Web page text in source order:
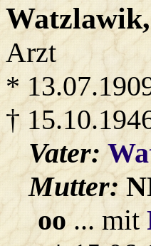
Watzlawik
Arzt
*
†
Vater:
Mutter:
oo... mit